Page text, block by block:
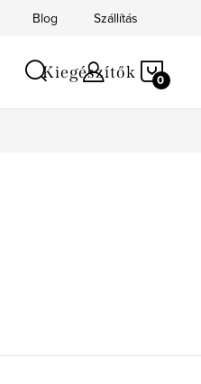
Blog Szállítás
Kiegészítők